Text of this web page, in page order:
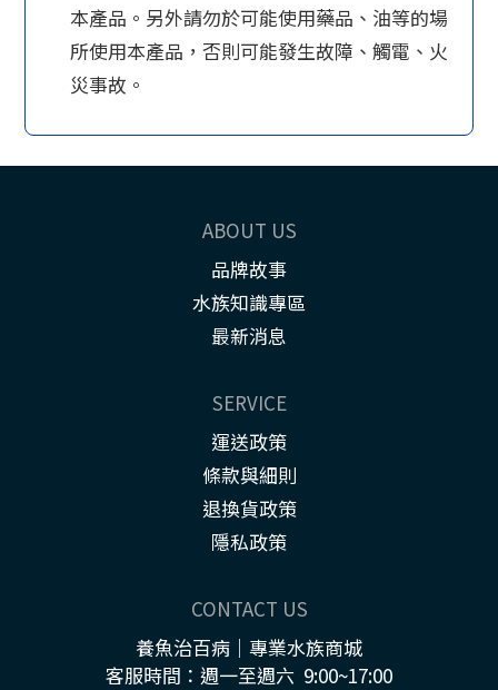
本產品。另外請勿於可能使用藥品、油等的場
所使用本產品，否則可能發生故障、觸電、火
災事故。
ABOUT US
品牌故事
水族知識專區
最新消息
SERVICE
運送政策
條款與細則
退換貨政策
隱私政策
CONTACT US
養魚治百病｜專業水族商城
客服時間：週一至週六 9:00~17:00